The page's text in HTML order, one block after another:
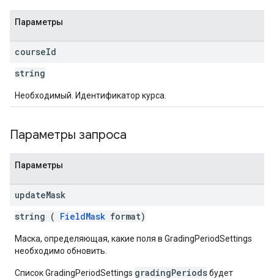
Параметры
courseId
string
Необходимый. Идентификатор курса.
Параметры запроса
Параметры
updateMask
string ( FieldMask format)
Маска, определяющая, какие поля в GradingPeriodSettings
необходимо обновить.
Список GradingPeriodSettings gradingPeriodsбудет